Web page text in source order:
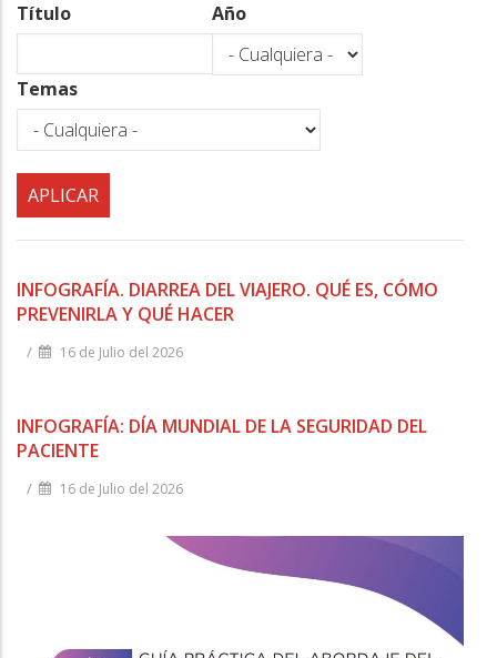
la
navegación
Título Año
Temas
INFOGRAFÍA. DIARREA DEL VIAJERO. QUÉ ES, CÓMO
PREVENIRLA Y QUÉ HACER
/ 16 de Julio del 2026
INFOGRAFÍA: DÍA MUNDIAL DE LA SEGURIDAD DEL
PACIENTE
/ 16 de Julio del 2026